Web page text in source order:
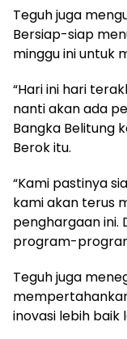
Teguh juga
Bersiap-siap
minggu ini untuk
“Hari ini hari
nanti akan ada
Bangka Belitung
Berok itu.
“Kami pastinya
kami akan terus
penghargaan ini.
program-
Teguh juga
inovasi lebih baik